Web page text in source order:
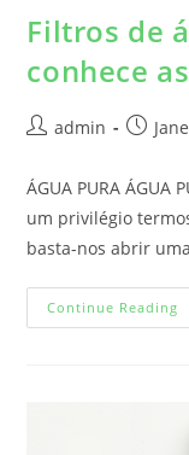
Filtros de
conhece
admin
ÁGUA PURA ÁGUA
um privilégio
basta-nos abrir
Continue Reading